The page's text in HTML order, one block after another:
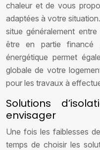
chaleur et de vous
adaptées à votre
situe généralement
être en partie financé
énergétique permet
globale de votre
pour les travaux à
Solutions
envisager
Une fois les faiblesses
temps de choisir les